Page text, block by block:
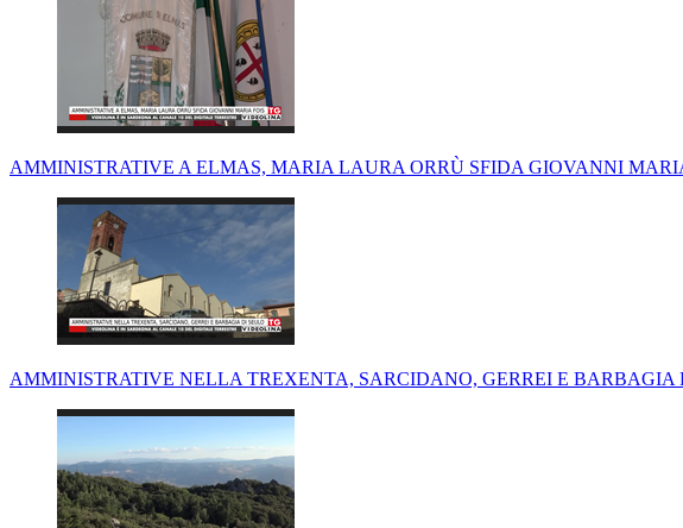
AMMINISTRATIVE A ELMAS, MARIA LAURA ORRÙ SFIDA GIOVANNI
AMMINISTRATIVE NELLA TREXENTA, SARCIDANO, GERREI E BARBAGIA